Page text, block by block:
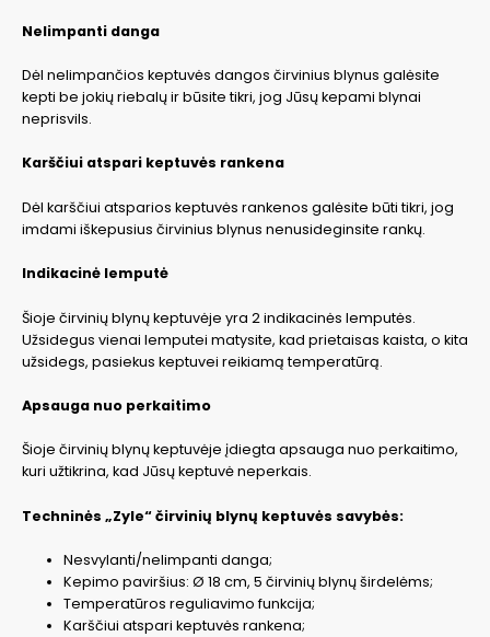
Nelimpanti danga
Dėl nelimpančios keptuvės dangos čirvinius blynus galėsite
kepti be jokių riebalų ir būsite tikri, jog Jūsų kepami blynai
neprisvils.
Karščiui atspari keptuvės rankena
Dėl karščiui atsparios keptuvės rankenos galėsite būti tikri, jog
imdami iškepusius čirvinius blynus nenusideginsite rankų.
Indikacinė lemputė
Šioje čirvinių blynų keptuvėje yra 2 indikacinės lemputės.
Užsidegus vienai lemputei matysite, kad prietaisas kaista, o kita
užsidegs, pasiekus keptuvei reikiamą temperatūrą.
Apsauga nuo perkaitimo
Šioje čirvinių blynų keptuvėje įdiegta apsauga nuo perkaitimo,
kuri užtikrina, kad Jūsų keptuvė neperkais.
Techninės „Zyle“ čirvinių blynų keptuvės savybės:
Nesvylanti/nelimpanti danga;
Kepimo paviršius: Ø 18 cm, 5 čirvinių blynų širdelėms;
Temperatūros reguliavimo funkcija;
Karščiui atspari keptuvės rankena;